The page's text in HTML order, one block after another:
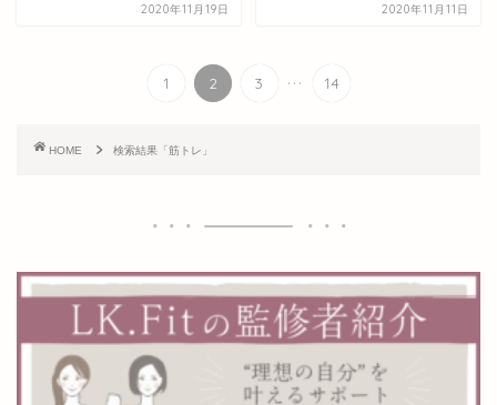
2020年11月19日 2020年11月11日
1 2 3 ... 14
HOME 検索結果「筋トレ」